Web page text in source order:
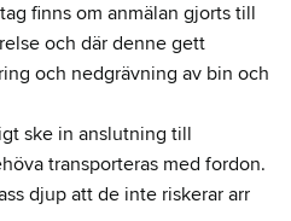
finns om anmälan gjorts till
och där denne gett
och nedgrävning av bin och
ske in anslutning till
transporteras med fordon.
djup att de inte riskerar arr